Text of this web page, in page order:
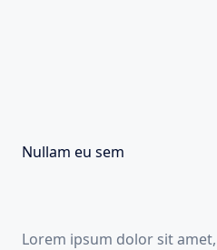
Nullam eu sem
Lorem ipsum dolor sit